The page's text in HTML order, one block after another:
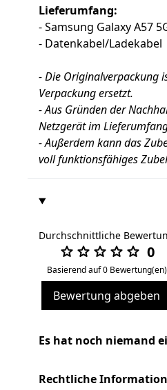
Lieferumfang:
- Samsung Galaxy A57
- Datenkabel/Ladekabel
- Die Originalverpackung
Verpackung ersetzt.
- Aus Gründen der
Netzgerät im
- Außerdem kann das
voll funktionsfähiges
Durchschnittliche
0
Basierend auf 0 Bewertung(en)
Bewertung abgeben
Es hat noch niemand
Rechtliche